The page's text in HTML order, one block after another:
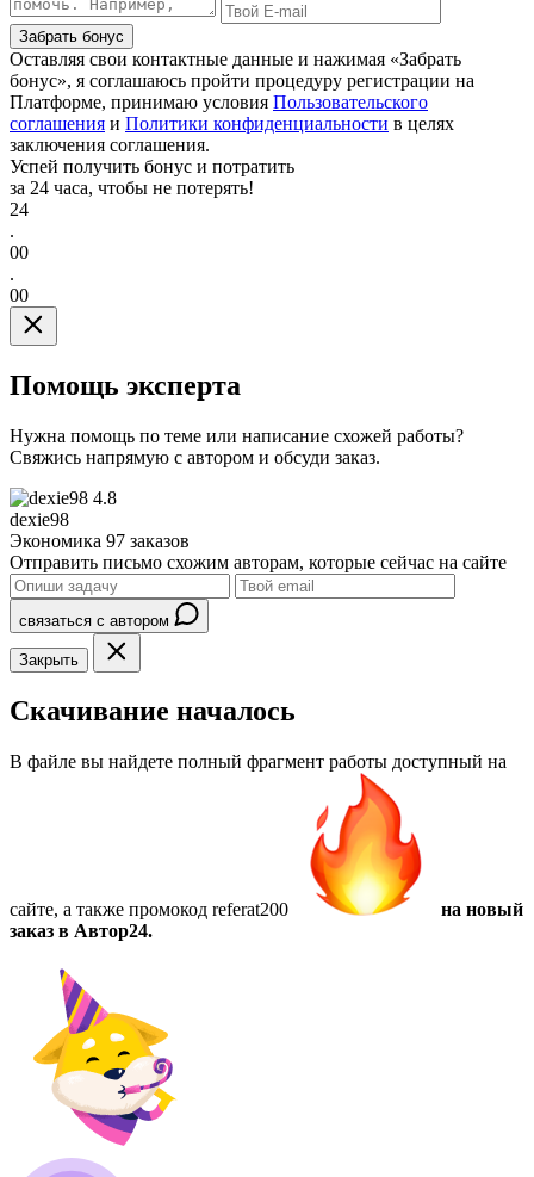
Забрать бонус
Оставляя свои контактные данные и нажимая «Забрать
бонус», я соглашаюсь пройти процедуру регистрации на
Платформе, принимаю условия Пользовательского
соглашения и Политики конфиденциальности в целях
заключения соглашения.
Успей получить бонус и потратить
за 24 часа, чтобы не потерять!
24
.
00
.
00
Помощь эксперта
Нужна помощь по теме или написание схожей работы?
Свяжись напрямую с автором и обсуди заказ.
4.8
dexie98
Экономика 97 заказов
Отправить письмо схожим авторам, которые сейчас на сайте
связаться с автором
Закрыть
Скачивание началось
В файле вы найдете полный фрагмент работы доступный на
сайте, а также промокод referat200
на новый
заказ в Автор24.